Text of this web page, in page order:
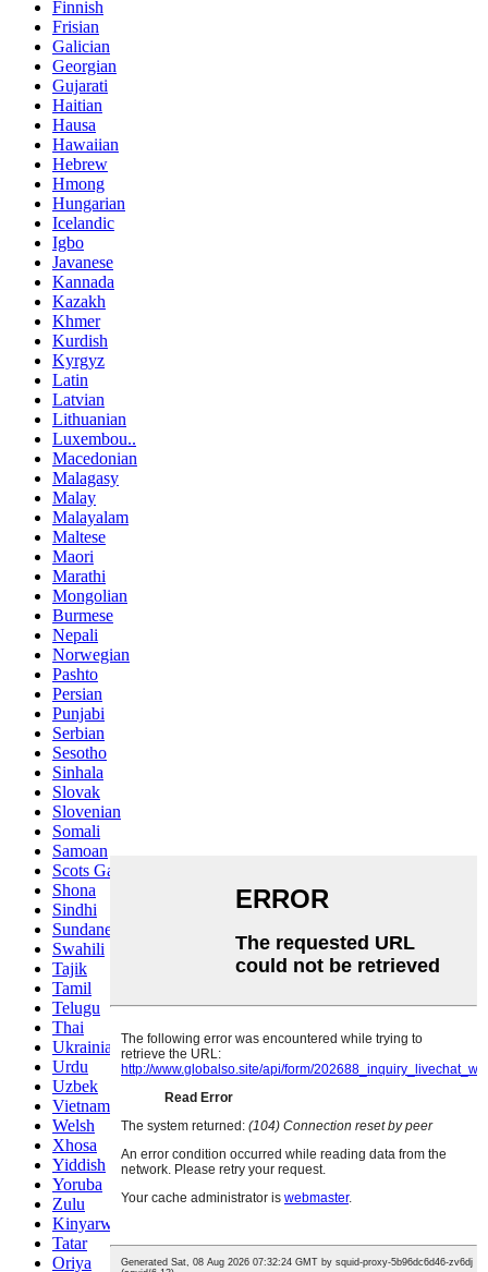
Finnish
Frisian
Galician
Georgian
Gujarati
Haitian
Hausa
Hawaiian
Hebrew
Hmong
Hungarian
Icelandic
Igbo
Javanese
Kannada
Kazakh
Khmer
Kurdish
Kyrgyz
Latin
Latvian
Lithuanian
Luxembou..
Macedonian
Malagasy
Malay
Malayalam
Maltese
Maori
Marathi
Mongolian
Burmese
Nepali
Norwegian
Pashto
Persian
Punjabi
Serbian
Sesotho
Sinhala
Slovak
Slovenian
Somali
Samoan
Scots Gaelic
Shona
Sindhi
Sundanese
Swahili
Tajik
Tamil
Telugu
Thai
Ukrainian
Urdu
Uzbek
Vietnamese
Welsh
Xhosa
Yiddish
Yoruba
Zulu
Kinyarwanda
Tatar
Oriya